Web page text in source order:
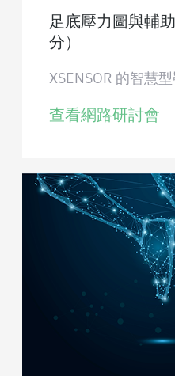
足底壓力圖與輔
分）
XSENSOR 的智慧
查看網路研討會